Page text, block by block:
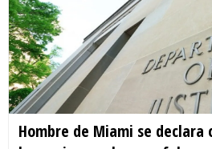
Hombre de Miami se